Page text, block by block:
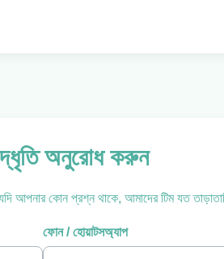
অনুরোধ করুন
আপনার কোন প্রশ্ন থাকে, আমাদের টিম যত
ফোন / হোয়াটসঅ্যাপ